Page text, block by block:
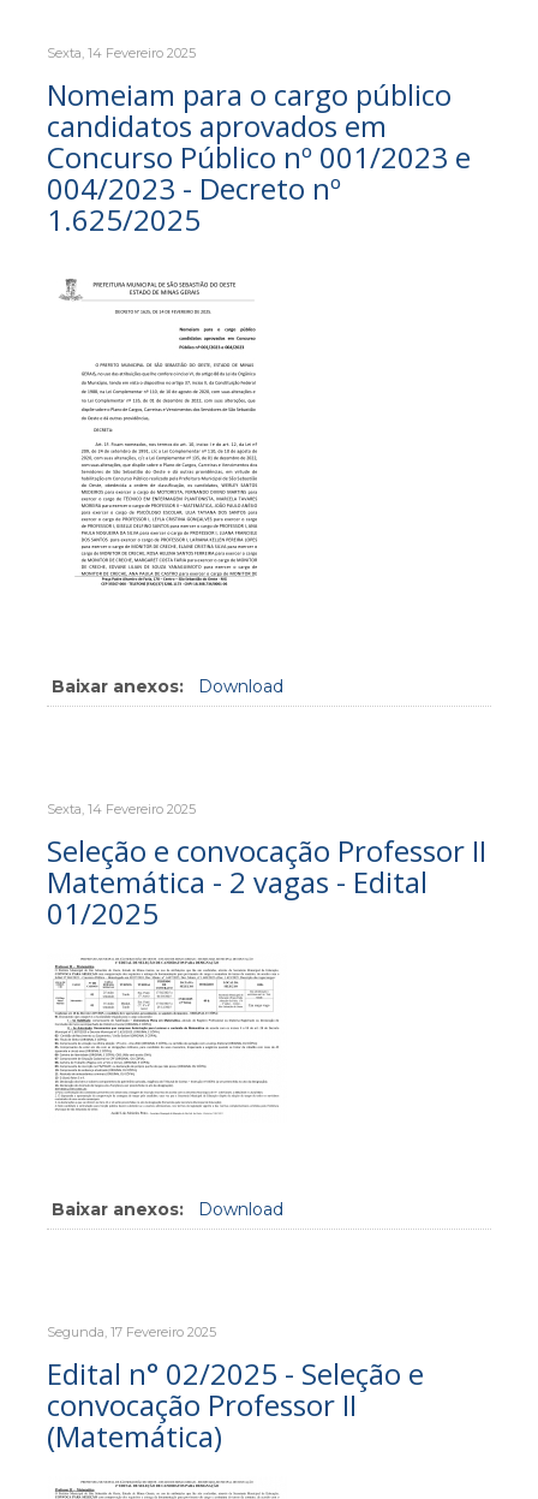
Sexta, 14 Fevereiro 2025
Nomeiam para o cargo público
candidatos aprovados em
Concurso Público nº 001/2023 e
004/2023 - Decreto nº
1.625/2025
Baixar anexos: Download
Sexta, 14 Fevereiro 2025
Seleção e convocação Professor II
Matemática - 2 vagas - Edital
01/2025
Baixar anexos: Download
Segunda, 17 Fevereiro 2025
Edital n° 02/2025 - Seleção e
convocação Professor II
(Matemática)